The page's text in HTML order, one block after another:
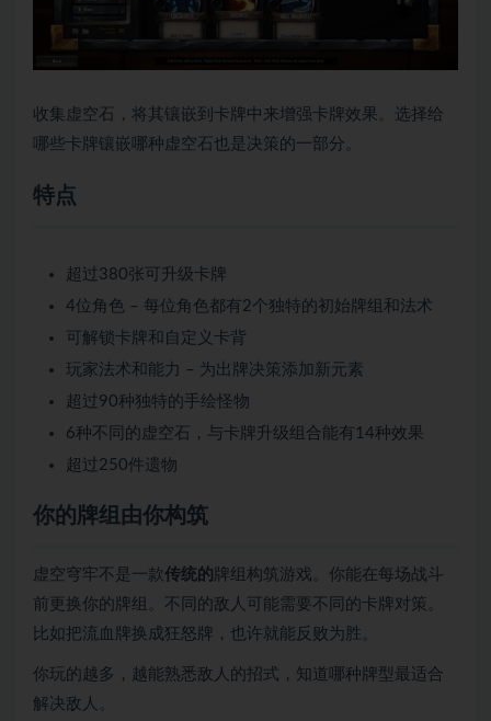
收集虚空石，将其镶嵌到卡牌中来增强卡牌效果。选择给
哪些卡牌镶嵌哪种虚空石也是决策的一部分。
特点
超过380张可升级卡牌
4位角色 – 每位角色都有2个独特的初始牌组和法术
可解锁卡牌和自定义卡背
玩家法术和能力 – 为出牌决策添加新元素
超过90种独特的手绘怪物
6种不同的虚空石，与卡牌升级组合能有14种效果
超过250件遗物
你的牌组由你构筑
虚空穹牢不是一款传统的 牌组构筑游戏。你能在每场战斗
前更换你的牌组。不同的敌人可能需要不同的卡牌对策。
比如把流血牌换成狂怒牌，也许就能反败为胜。
你玩的越多，越能熟悉敌人的招式，知道哪种牌型最适合
解决敌人。